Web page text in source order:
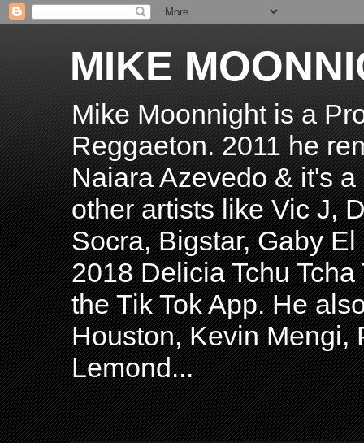
MIKE
Mike Moonnight is a
Reggaeton. 2011 he
Naiara Azevedo & it's
other artists like Vic J,
Socra, Bigstar, Gaby
2018 Delicia Tchu
the Tik Tok App. He
Houston, Kevin Mengi,
Lemond...